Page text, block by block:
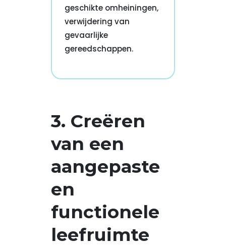
geschikte omheiningen,
verwijdering van
gevaarlijke
gereedschappen.
3. Creëren
van een
aangepaste
en
functionele
leefruimte